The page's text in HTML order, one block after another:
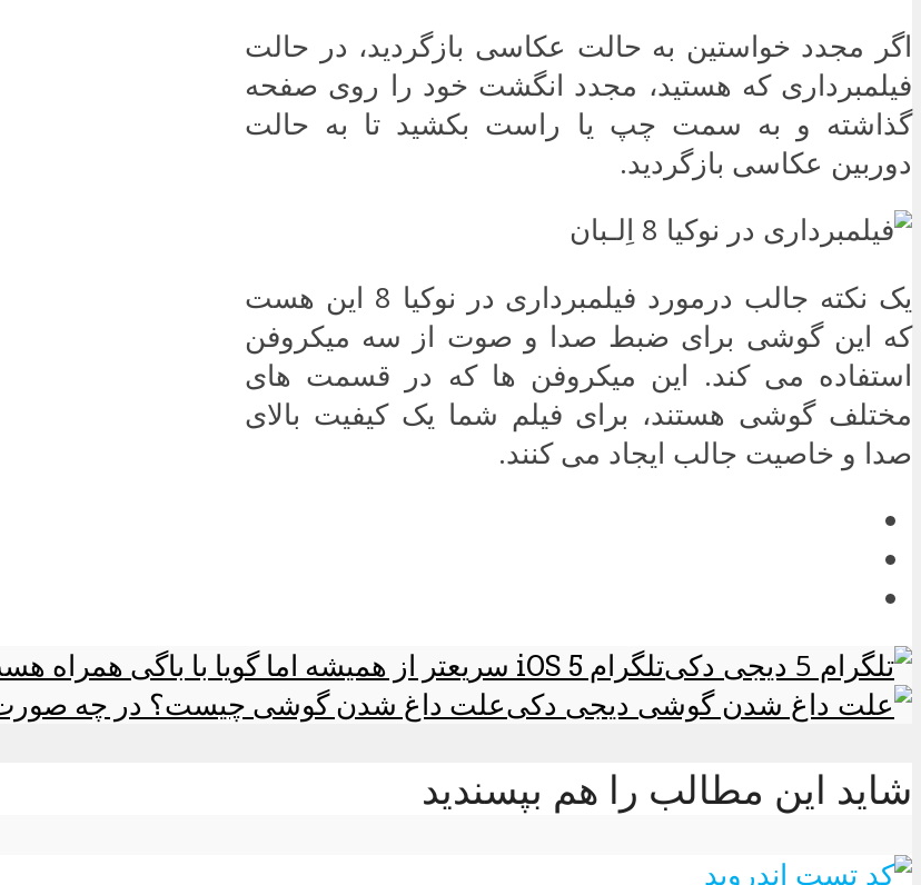
اگر مجدد خواستین به حالت عکاسی بازگردید، در حالت
فیلمبرداری که هستید، مجدد انگشت خود را روی صفحه
گذاشته و به سمت چپ یا راست بکشید تا به حالت
دوربین عکاسی بازگردید.
یک نکته جالب درمورد فیلمبرداری در نوکیا 8 این هست
که این گوشی برای ضبط صدا و صوت از سه میکروفن
استفاده می کند. این میکروفن ها که در قسمت های
مختلف گوشی هستند، برای فیلم شما یک کیفیت بالای
صدا و خاصیت جالب ایجاد می کنند.
تلگرام 5 iOS سریعتر از همیشه اما گویا با باگی همراه هست!؟
علت داغ شدن گوشی چیست؟ در چه صورت
شاید این مطالب را هم بپسندید